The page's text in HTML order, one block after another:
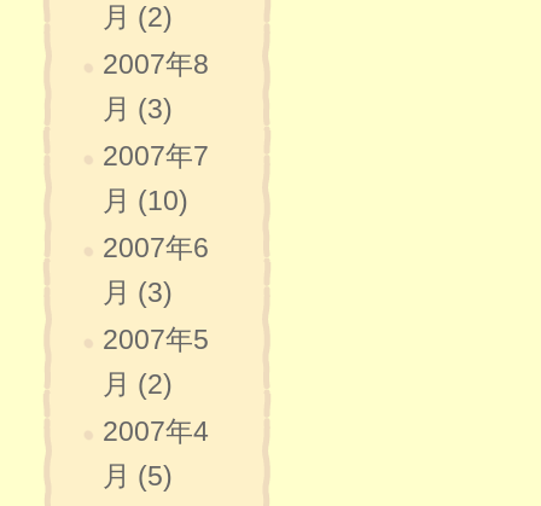
月 (2)
2007年8
月 (3)
2007年7
月 (10)
2007年6
月 (3)
2007年5
月 (2)
2007年4
月 (5)